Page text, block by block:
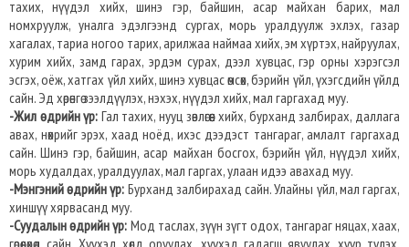
тахих, нүүдэл хийх, шинэ гэр, байшин, асар майхан барих, мал
номхруулж, уналга эдэлгээнд сургах, морь уралдуулж эхлэх, газар
хагалах, тариа ногоо тарих, арилжаа наймаа хийх, эм хүртэх, найруулах,
хурим хийх, замд гарах, эрдэм сурах, дээл хувцас, гэр орны хэрэгсэл
эсгэх, оёж, хатгах үйл хийх, шинэ хувцас өмсөх, бэрийн үйл, үхэгсдийн үйлд
сайн. Эд хөрөнгө зээлдүүлэх, нэхэх, нүүдэл хийх, мал гаргахад муу.
-Жил өдрийн үр: Гал тахих, нууц зөвлөгөөн хийх, бурханд залбирах, даллага
авах, нөхрийг эрэх, хаад ноёд, ихэс дээдэст тангараг, амлалт гаргахад
сайн. Шинэ гэр, байшин, асар майхан босгох, бэрийн үйл, нүүдэл хийх,
морь худалдах, уралдуулах, мал гаргах, улаан идээ авахад муу.
-Мэнгэний өдрийн үр: Бурханд залбирахад сайн. Улайны үйл, мал гаргах,
хиншүү хярвасанд муу.
-Суудалын өдрийн үр: Мод таслах, зүүн зүгт одох, тангараг няцах, хаах,